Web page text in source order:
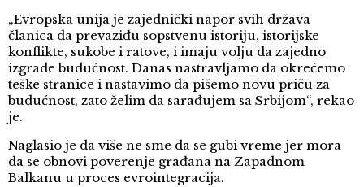
„Evropska unija je zajednički napor svih država
članica da prevaziđu sopstvenu istoriju, istorijske
konflikte, sukobe i ratove, i imaju volju da zajedno
izgrade budućnost. Danas nastravljamo da okrećemo
teške stranice i nastavimo da pišemo novu priču za
budućnost, zato želim da sarađujem sa Srbijom“, rekao
je.
Naglasio je da više ne sme da se gubi vreme jer mora
da se obnovi poverenje građana na Zapadnom
Balkanu u proces evrointegracija.